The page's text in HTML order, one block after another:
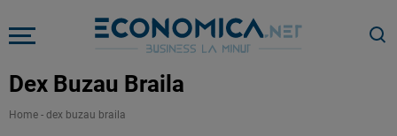
Dex Buzau Braila
Home - dex buzau braila